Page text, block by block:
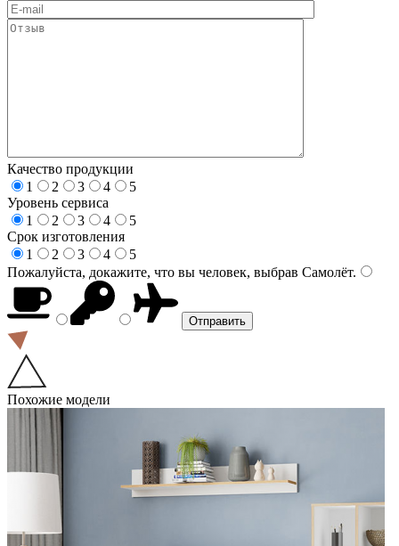
Качество продукции
1
2 3 4
5
Уровень сервиса
1
2 3 4
5
Срок изготовления
1
2 3 4
5
Пожалуйста, докажите, что вы человек, выбрав Самолёт.
Похожие модели